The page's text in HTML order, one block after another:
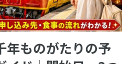
年ものがたりの予